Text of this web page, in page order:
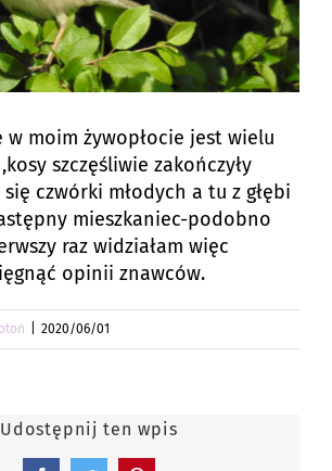
w moim żywopłocie jest wielu
szczęśliwie zakończyły
się czwórki młodych a tu z głębi
mieszkaniec-podobno
raz widziałam więc
opinii znawców.
2020/06/01
Udostępnij ten wpis